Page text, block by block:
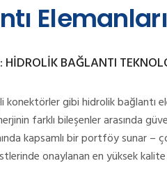
HİDROLİK BAĞLANTI
gibi hidrolik bağlantı
farklı bileşenler arasında
kapsamlı bir portföy sunar –
onaylanan en yüksek kalite